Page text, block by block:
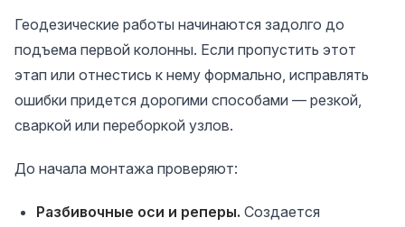
Геодезические работы начинаются задолго до
подъема первой колонны. Если пропустить этот
этап или отнестись к нему формально, исправлять
ошибки придется дорогими способами — резкой,
сваркой или переборкой узлов.
До начала монтажа проверяют:
Разбивочные оси и реперы. Создается